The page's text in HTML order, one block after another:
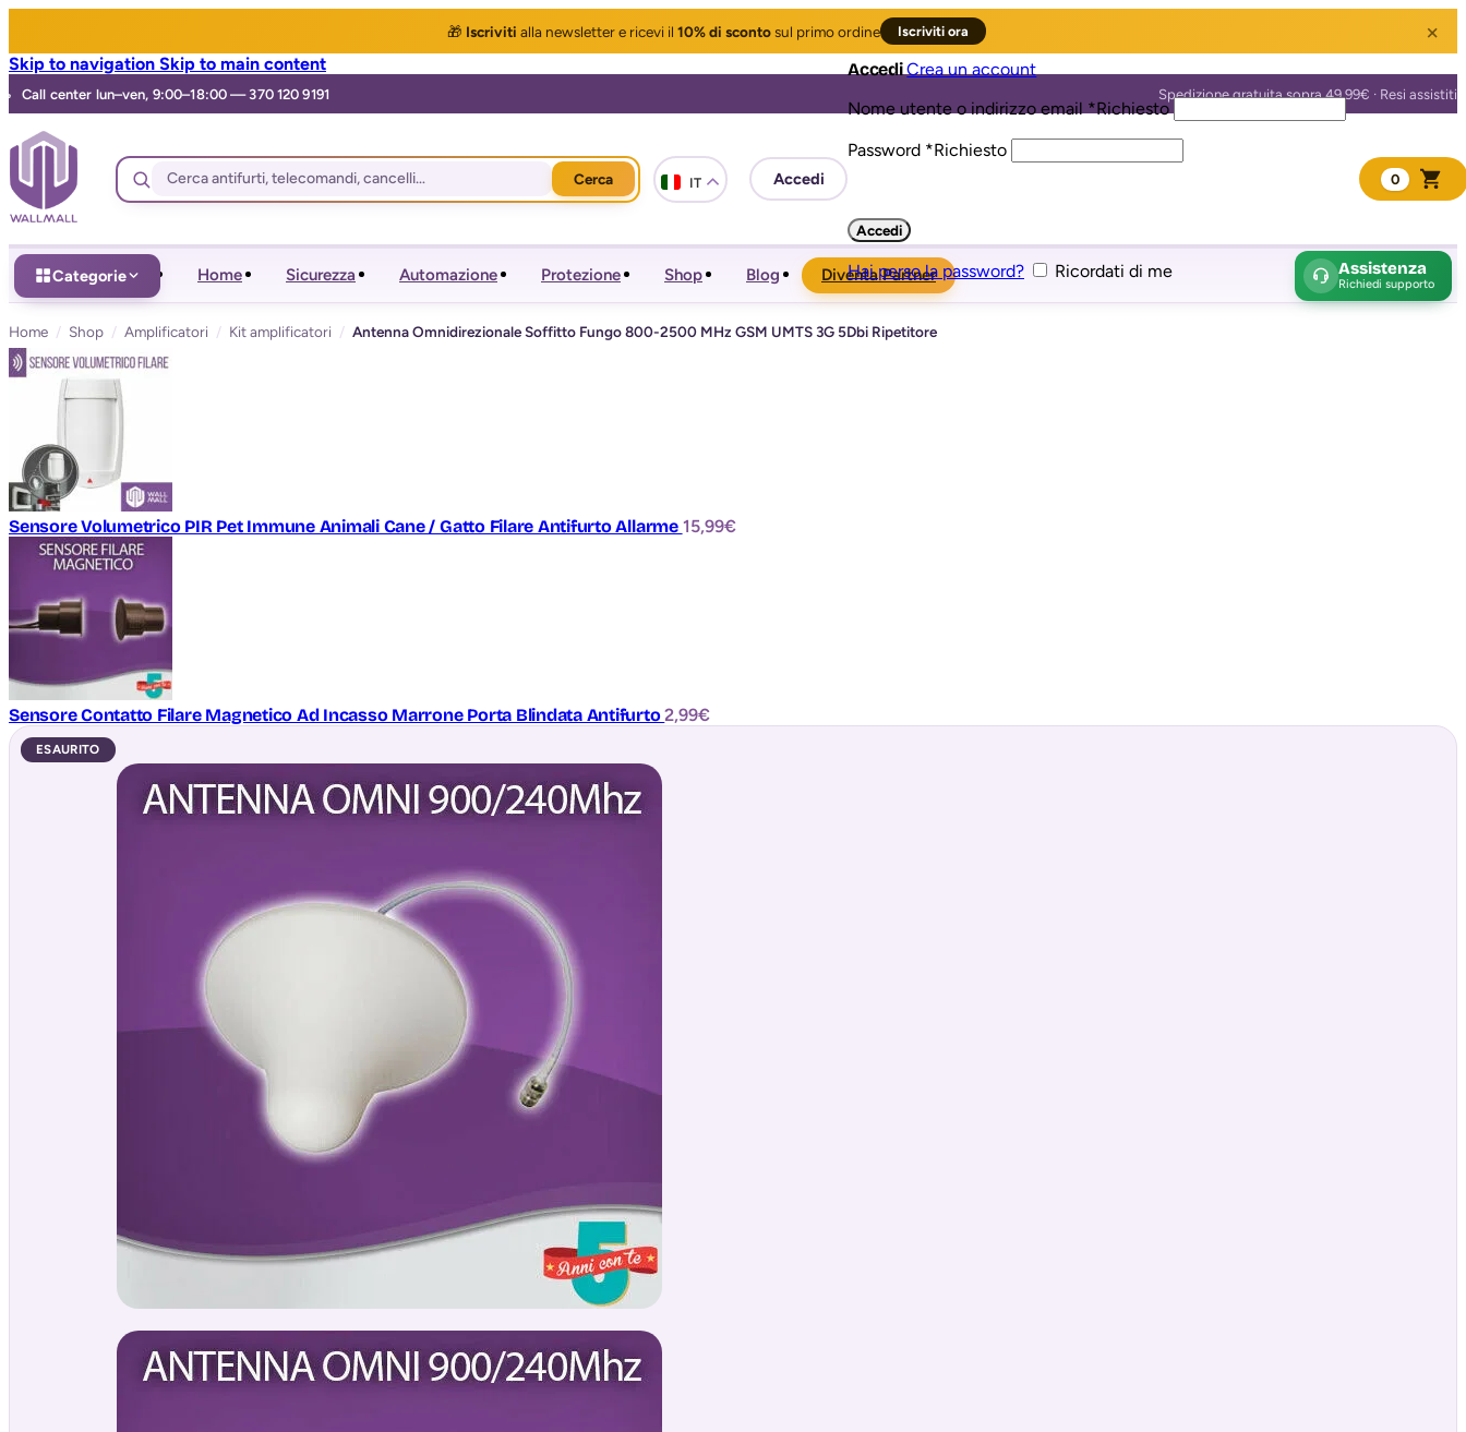
🎁 Iscriviti alla newslettere ricevi il 10% di scontosul primo ordine Iscriviti ora ×
Skip to navigation Skip to main content
Cerca IT
AccediCrea un account
Nome utente o indirizzo email*Richiesto
Password *Richiesto
Accedi
Hai perso la password? Ricordati di me
0
Categorie Home Sicurezza Automazione Protezione Shop Blog Diventa Partner Assistenza
Richiedi supporto
Home / Shop / Amplificatori / Kit amplificatori / Antenna Omnidirezionale Soffitto Fungo 800-2500 MHz GSM UMTS 3G 5Dbi Ripetitore
Sensore Volumetrico PIR Pet Immune Animali Cane / Gatto Filare Antifurto Allarme 15,99€
Sensore Contatto Filare Magnetico Ad Incasso Marrone Porta Blindata Antifurto2,99€
ESAURITO